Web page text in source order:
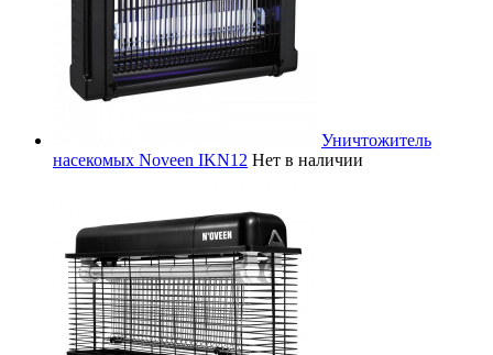
Уничтожитель
насекомых Noveen IKN12 Нет в наличии